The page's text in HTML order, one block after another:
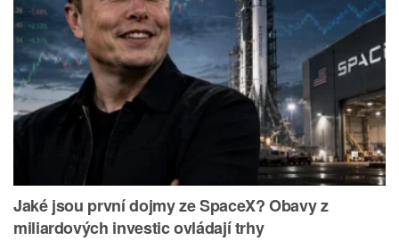
Jaké jsou první dojmy ze SpaceX? Obavy z
miliardových investic ovládají trhy